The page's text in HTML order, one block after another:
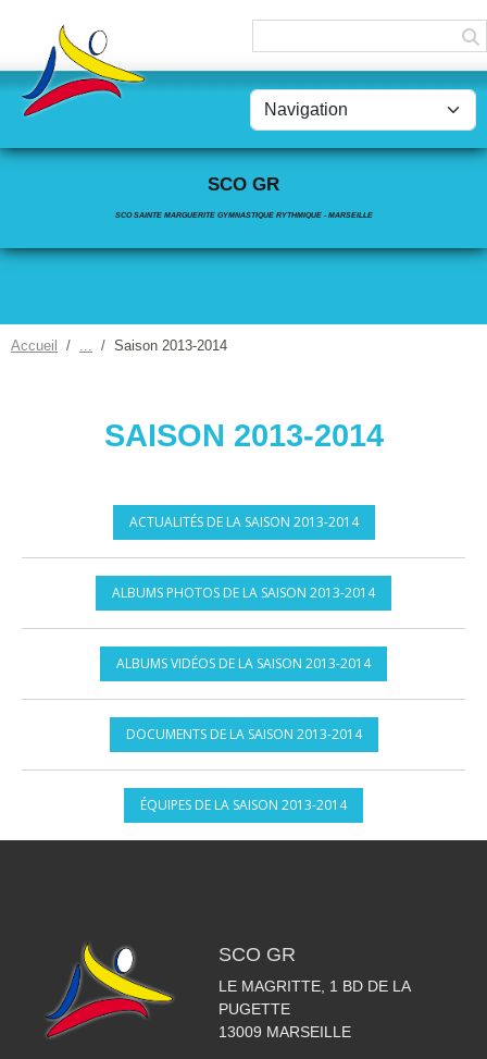
SCO GR
SCO SAINTE MARGUERITE GYMNASTIQUE RYTHMIQUE - MARSEILLE
Accueil Saison 2013-2014
SAISON 2013-2014
ACTUALITÉS DE LA SAISON 2013-2014
ALBUMS PHOTOS DE LA SAISON 2013-2014
ALBUMS VIDÉOS DE LA SAISON 2013-2014
DOCUMENTS DE LA SAISON 2013-2014
ÉQUIPES DE LA SAISON 2013-2014
SCO GR
LE MAGRITTE, 1 BD DE LA
PUGETTE
13009 MARSEILLE